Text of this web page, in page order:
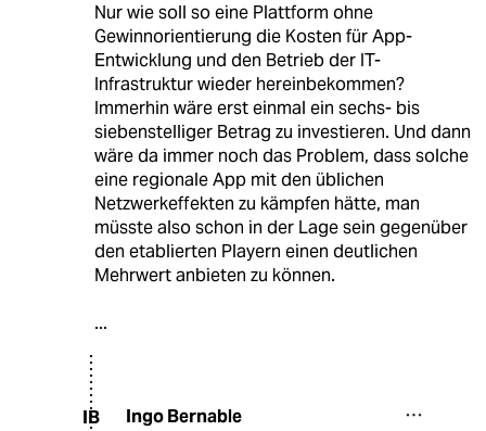
Nur wie soll so eine Plattform ohne
Gewinnorientierung die Kosten für App-
Entwicklung und den Betrieb der IT-
Infrastruktur wieder hereinbekommen?
Immerhin wäre erst einmal ein sechs- bis
siebenstelliger Betrag zu investieren. Und dann
wäre da immer noch das Problem, dass solche
eine regionale App mit den üblichen
Netzwerkeffekten zu kämpfen hätte, man
müsste also schon in der Lage sein gegenüber
den etablierten Playern einen deutlichen
Mehrwert anbieten zu können.
...
IB Ingo Bernable